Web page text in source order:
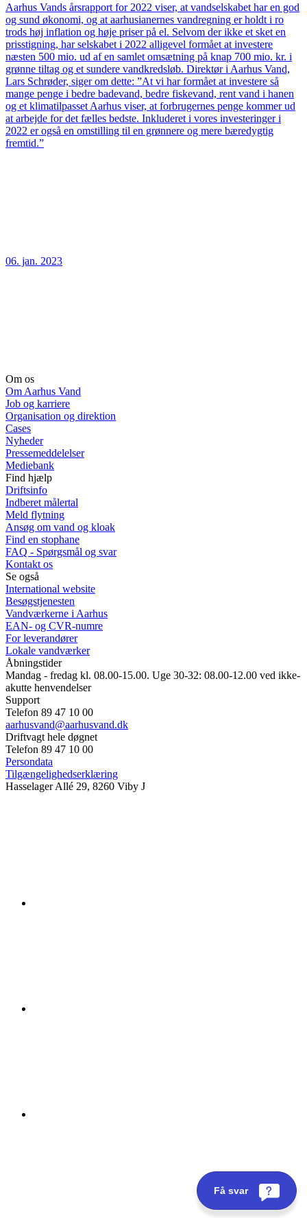
Aarhus Vands årsrapport for 2022 viser, at vandselskabet har en god
og sund økonomi, og at aarhusianernes vandregning er holdt i ro
trods høj inflation og høje priser på el. Selvom der ikke et sket en
prisstigning, har selskabet i 2022 alligevel formået at investere
næsten 500 mio. ud af en samlet omsætning på knap 700 mio. kr. i
grønne tiltag og et sundere vandkredsløb. Direktør i Aarhus Vand,
Lars Schrøder, siger om dette: ”At vi har formået at investere så
mange penge i bedre badevand, bedre fiskevand, rent vand i hanen
og et klimatilpasset Aarhus viser, at forbrugernes penge kommer ud
at arbejde for det fælles bedste. Inkluderet i vores investeringer i
2022 er også en omstilling til en grønnere og mere bæredygtig
fremtid.”
06. jan. 2023
Om os
Om Aarhus Vand
Job og karriere
Organisation og direktion
Cases
Nyheder
Pressemeddelelser
Mediebank
Find hjælp
Driftsinfo
Indberet målertal
Meld flytning
Ansøg om vand og kloak
Find en stophane
FAQ - Spørgsmål og svar
Kontakt os
Se også
International website
Besøgstjenesten
Vandværkerne i Aarhus
EAN- og CVR-numre
For leverandører
Lokale vandværker
Åbningstider
Mandag - fredag kl. 08.00-15.00. Uge 30-32: 08.00-12.00 ved ikke-
akutte henvendelser
Support
Telefon 89 47 10 00
aarhusvand@aarhusvand.dk
Driftvagt hele døgnet
Telefon 89 47 10 00
Persondata
Tilgængelighedserklæring
Hasselager Allé 29, 8260 Viby J
Få svar